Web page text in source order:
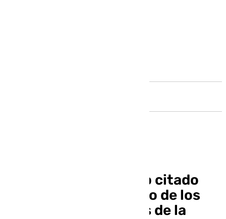
Luis Martínez de Irujo citado
este jueves por el caso de los
pozos no autorizados de la